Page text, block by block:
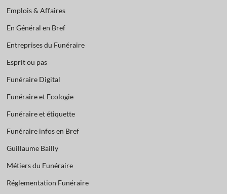
Emplois & Affaires
En Général en Bref
Entreprises du Funéraire
Esprit ou pas
Funéraire Digital
Funéraire et Ecologie
Funéraire et étiquette
Funéraire infos en Bref
Guillaume Bailly
Métiers du Funéraire
Réglementation Funéraire